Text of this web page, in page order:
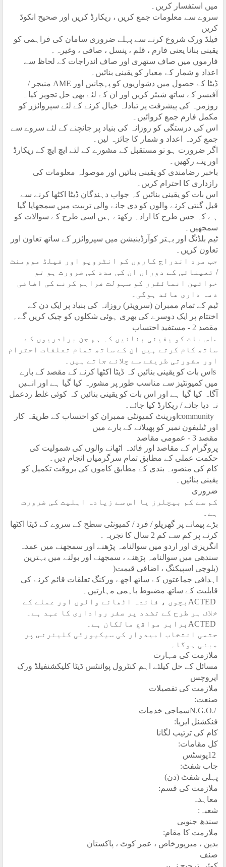
میں استفسار کریں۔
سروے سے معلومات جمع کریں ، ریکارڈ کریں اور صحیح انکوڈ
کریں
فیلڈ ورک شروع کرنے سے پہلے ضروری سامان کی فراہمی کو
یقینی بنانا یعنی فارم ، قلم ، پنسل ، صافی ، وغیرہ۔
فارموں میں صاف ستھری اور صاف اندراجات کے لحاظ سے
اعداد و شمار کے معیار کو یقینی بنائیں۔
ڈیٹا کے حصول میں دشواریوں کو پہچانیں اور AME منیجر /
آفیسر کے ساتھ شیئر کریں اور ان کے لئے بھی حل تجویز کیا۔
روزمرہ کی پیشرفت پر تبادلہ خیال کرنے کے لئے سپروائزر کو
مکمل فارم جمع کروائیں۔
اس کی درستگی کو روزانہ کی بنیاد پر جانچنے کے لئے سروے سے
جمع کردہ اعداد و شمار کا جائزہ لیں۔
اگر ضرورت ہو تو مستقبل کے مشورے کے لئے ایچ ایچ کے ریکارڈ
اور پتے رکھیں۔
باخبر رضامندی کو یقینی بنائیں اور موصولہ معلومات کی
رازداری کا احترام کریں۔
اس بات کو یقینی بنائیں کہ جواب دہندگان ڈیٹا اکٹھا کرنے سے
قبل گنتی کرنے والوں کو دی جانے والی تربیت میں سمجھایا گیا
ہے کہ جس طرح کا ارادہ رکھتے ہیں اسی طرح کے سوالات کو
سمجھیں۔
ٹیم بلڈنگ اور بہتر کوآرڈینیشن میں سپروائزر کے ساتھ تعاون اور
تعاون کریں۔
جب مرد اندراج کاروں کو انٹرویو اور فیلڈ موومنٹ
/ تعیناتی کے دوران ان کی مدد کی ضرورت ہو تو
خواتین انمائٹرز کو سہولت فراہم کرنے کی اضافی
ذمہ داری عائد ہوگی۔
ٹیم کے تمام ممبران (سرویئر) روزانہ کی بنیاد پر ایک دن کے
اختتام پر ایک دوسرے کی بھری ہوئی شکلوں کو چیک کریں گے۔
مقصد 2 - مستفید احتساب
. اس بات کو یقینی بنائیں کہ ہم جن برادریوں کے
ساتھ کام کرتے ہیں ان کے ساتھ تمام تعلقات احترام
اور مشورتی طریقے سے چلائے جاتے ہیں۔
s اس بات کو یقینی بنائیں کہ ڈیٹا اکٹھا کرنے کے مقصد کے بارے
میں کمیونٹیز سے مناسب طور پر مشورہ کیا گیا ہے اور انہیں
آگاہ کیا گیا ہے اور اس بات کو یقینی بنائیں کہ کوئی غلط ردعمل
نہ دیا جائے / ریکارڈ کیا جائے۔
community اورینٹ کمیونٹی ممبران کو احتساب کے طریقہ کار
اور ٹیلیفون نمبر کو پھیلانے کے بارے میں
مقصد 3 - عمومی مقاصد
پروگرام کے مقاصد اور فائدہ اٹھانے والوں کی شمولیت کی
حکمت عملی کے مطابق تمام سرگرمیاں انجام دیں۔
کام کی منصوبہ بندی کے مطابق کاموں کی بروقت تکمیل کو
یقینی بنائیں۔
ضروری
کم سے کم بیچلرز یا اس سے زیادہ اہلیت کی ضرورت
ہے۔
بڑے پیمانے پر گھریلو / فرد / کمیونٹی سطح کے سروے کے ڈیٹا اکٹھا
کرنے پر کم سے کم 2 سال کا تجربہ۔
انگریزی اور اردو میں سوالنامہ پڑھنے اور سمجھنے میں عمدہ
سندھی میں سوالنامہ پڑھنے ، سمجھنے اور بولنے میں بہترین
(بلوچی اسپیکنگ ، اضافی قیمت)
اہدافی جماعتوں کے ساتھ اچھے ورکنگ تعلقات قائم کرنے کی
قابلیت کے ساتھ مضبوط باہمی مہارتیں۔
ACTED بچوں ، فائدہ اٹھانے والوں اور عملے کے
خلاف ہر طرح کے تشدد پر صفر رواداری کا عہد ہے۔
ACTED برابر مواقع مالکان ہے۔
حتمی انتخاب امیدوار کی سیکیورٹی کلیئرنس پر
مبنی ہوگا۔
ملازمت کی مہارت
مسائل کے حل کیلئے اہم کنٹرول پوائنٹس ڈیٹا کلیکشنفیلڈ ورک
اپروچس
ملازمت کی تفصیلات
صنعت:
N.G.O./سماجی خدمات
فنکشنل ایریا:
کام کی ترتیب لگانا
کل مقامات:
12پوسٹس
جاب شفٹ:
پہلی شفٹ (دن(
ملازمت کی قسم:
معاہدہ
شعبہ :
سندھ جنوبی
ملازمت کا مقام:
بدین ، میرپورخاص ، عمر کوٹ ، پاکستان
صنف